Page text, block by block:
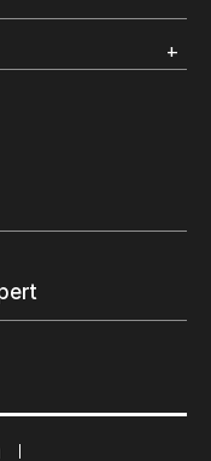
de diffusion